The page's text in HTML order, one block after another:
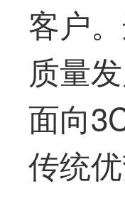
客户
质量
面向
传统优